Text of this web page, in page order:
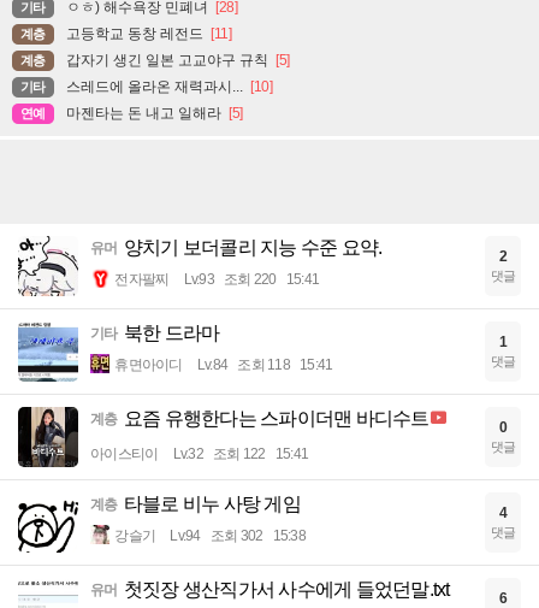
기타 ㅇㅎ) 해수욕장 민폐녀 [28]
계층 고등학교 동창 레전드 [11]
계층 갑자기 생긴 일본 고교야구 규칙 [5]
기타 스레드에 올라온 재력과시... [10]
연예 마젠타는 돈 내고 일해라 [5]
유머 양치기 보더콜리 지능 수준 요약.
전자팔찌 Lv.93 조회 220 15:41
2
댓글
기타 북한 드라마
휴면아이디 Lv.84 조회 118 15:41
1
댓글
계층 요즘 유행한다는 스파이더맨 바디수트
아이스티이 Lv.32 조회 122 15:41
0
댓글
계층 타블로 비누 사탕 게임
강슬기 Lv.94 조회 302 15:38
4
댓글
유머 첫짓장 생산직가서 사수에게 들었던말.txt 6